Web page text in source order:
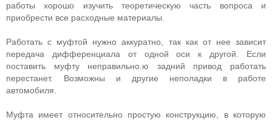
работы хорошо изучить теоретическую часть вопроса и
приобрести все расходные материалы.
Работать с муфтой нужно аккуратно, так как от нее зависит
передача дифференциала от одной оси к другой. Если
поставить муфту неправильно.ю задний привод работать
перестанет. Возможны и другие неполадки в работе
автомобиля.
Муфта имеет относительно простую конструкцию, в которую